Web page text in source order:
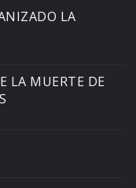
LA
LA MUERTE DE